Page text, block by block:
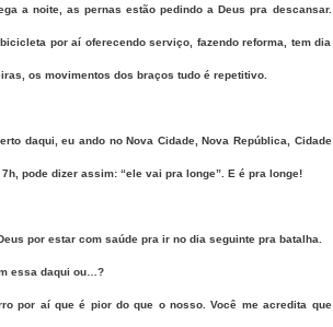
a noite, as pernas estão pedindo a Deus pra descansar.
por aí oferecendo serviço, fazendo reforma, tem dia
os movimentos dos braços tudo é repetitivo.
daqui, eu ando no Nova Cidade, Nova República, Cidade
pode dizer assim: “ele vai pra longe”. E é pra longe!
por estar com saúde pra ir no dia seguinte pra batalha.
essa daqui ou…?
por aí que é pior do que o nosso. Você me acredita que